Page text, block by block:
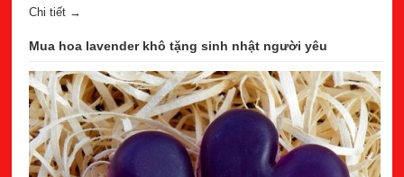
Chi tiết →
Mua hoa lavender khô tặng sinh nhật người yêu